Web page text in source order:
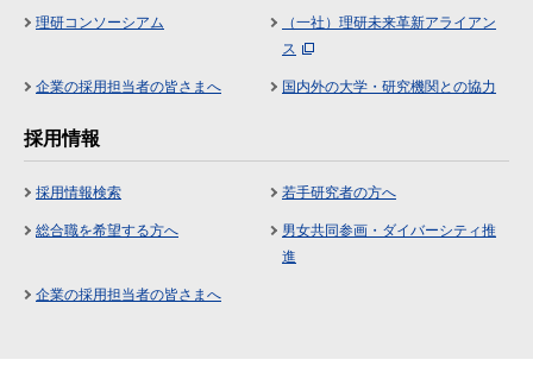
理研コンソーシアム
（一社）理研未来革新アライアン
ス
企業の採用担当者の皆さまへ 国内外の大学・研究機関との協力
採用情報
採用情報検索 若手研究者の方へ
総合職を希望する方へ
男女共同参画・ダイバーシティ推
進
企業の採用担当者の皆さまへ